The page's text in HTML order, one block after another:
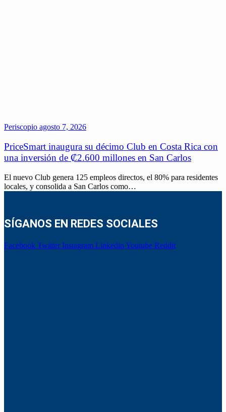
Periscopio agosto 7, 2026
PriceSmart inaugura su décimo Club en Costa Rica con
una inversión de ₡2.600 millones en San Carlos
El nuevo Club genera 125 empleos directos, el 80% para residentes
locales, y consolida a San Carlos como…
SÍGANOS EN REDES SOCIALES
Facebook Twitter Instagram Linkedin Youtube Reddit